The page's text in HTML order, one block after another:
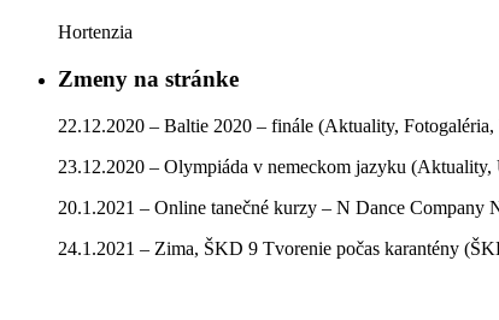
Hortenzia
Zmeny na stránke
22.12.2020 – Baltie 2020 – finále (Aktuality, Fotogaléria,
23.12.2020 – Olympiáda v nemeckom jazyku (Aktuality,
20.1.2021 – Online tanečné kurzy – N Dance Company
24.1.2021 – Zima, ŠKD 9 Tvorenie počas karantény